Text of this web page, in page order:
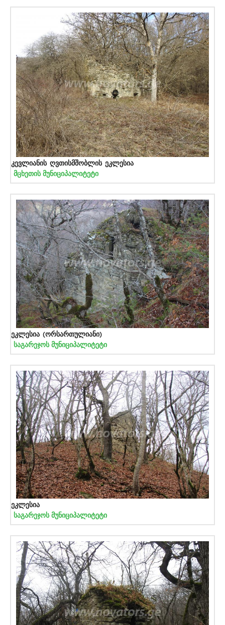
კევლიანის ღვთისმშობლის ეკლესია
მცხეთის მუნიციპალიტეტი
ეკლესია (ორსართულიანი)
საგარეჯოს მუნიციპალიტეტი
ეკლესია
საგარეჯოს მუნიციპალიტეტი